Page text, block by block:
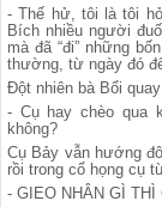
- Thế hử, tôi là tôi
Bích nhiều người
mà đã “đi” những
thường, từ ngày đó
Đột nhiên bà Bổi
- Cụ hay chèo qua
không?
Cụ Bảy vẫn hướng
rồi trong cổ họng cụ
- GIEO NHÂN GÌ